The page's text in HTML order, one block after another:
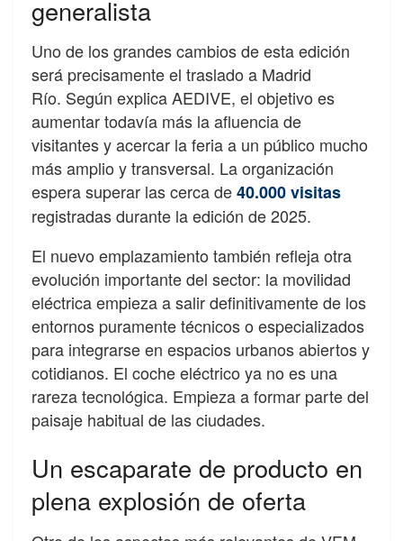
generalista
Uno de los grandes cambios de esta edición
será precisamente el traslado a Madrid
Río. Según explica AEDIVE, el objetivo es
aumentar todavía más la afluencia de
visitantes y acercar la feria a un público mucho
más amplio y transversal. La organización
espera superar las cerca de40.000 visitas
registradas durante la edición de 2025.
El nuevo emplazamiento también refleja otra
evolución importante del sector: la movilidad
eléctrica empieza a salir definitivamente de los
entornos puramente técnicos o especializados
para integrarse en espacios urbanos abiertos y
cotidianos. El coche eléctrico ya no es una
rareza tecnológica. Empieza a formar parte del
paisaje habitual de las ciudades.
Un escaparate de producto en
plena explosión de oferta